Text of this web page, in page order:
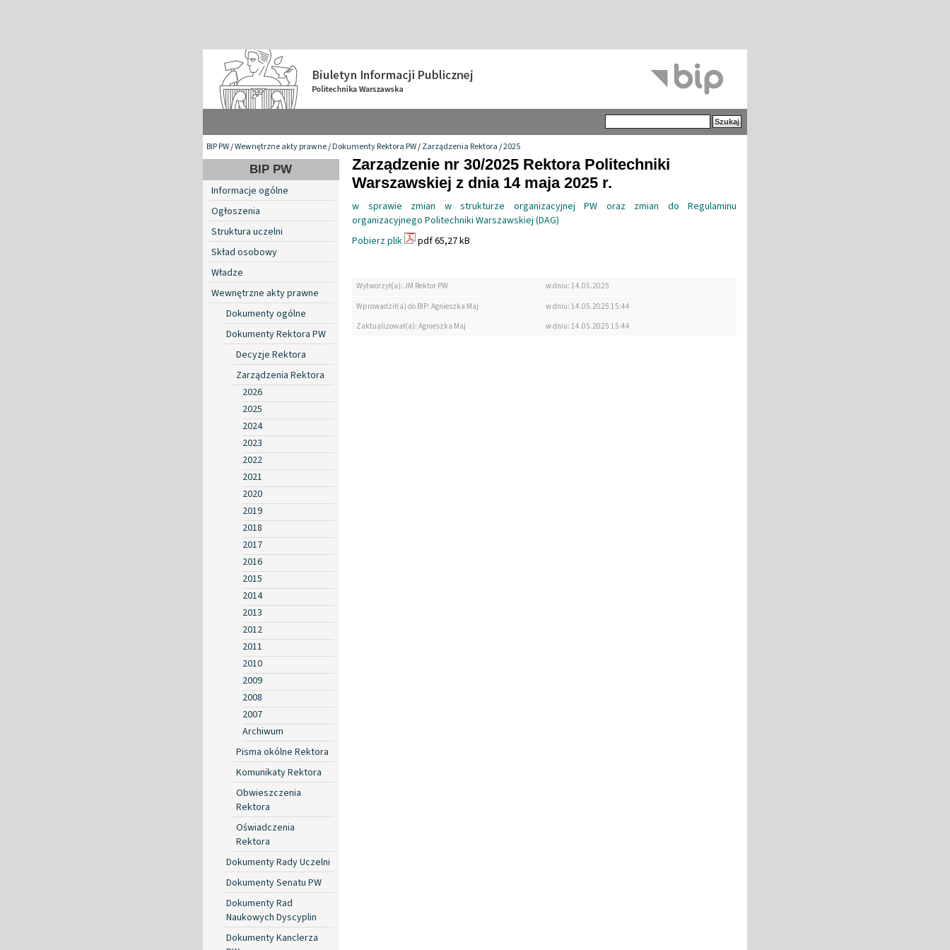
BIP PW/Wewnętrzne akty prawne/Dokumenty Rektora PW/Zarządzenia Rektora/2025
BIP PW
Informacje ogólne
Ogłoszenia
Struktura uczelni
Skład osobowy
Władze
Wewnętrzne akty prawne
Dokumenty ogólne
Dokumenty Rektora PW
Decyzje Rektora
Zarządzenia Rektora
2026
2025
2024
2023
2022
2021
2020
2019
2018
2017
2016
2015
2014
2013
2012
2011
2010
2009
2008
2007
Archiwum
Pisma okólne Rektora
Komunikaty Rektora
Obwieszczenia
Rektora
Oświadczenia
Rektora
Dokumenty Rady Uczelni
Dokumenty Senatu PW
Dokumenty Rad
Naukowych Dyscyplin
Dokumenty Kanclerza
Zarządzenie nr 30/2025 Rektora Politechniki
Warszawskiej z dnia 14 maja 2025 r.
w sprawie zmian w strukturze organizacyjnej PW oraz zmian do Regulaminu
organizacyjnego Politechniki Warszawskiej (DAG)
Pobierz plik
pdf 65,27 kB
Wytworzył(a): JM Rektor PW
w dniu: 14.05.2025
Wprowadził(a) do BIP: Agnieszka Maj
w dniu: 14.05.2025 15:44
Zaktualizował(a): Agnieszka Maj
w dniu: 14.05.2025 15:44